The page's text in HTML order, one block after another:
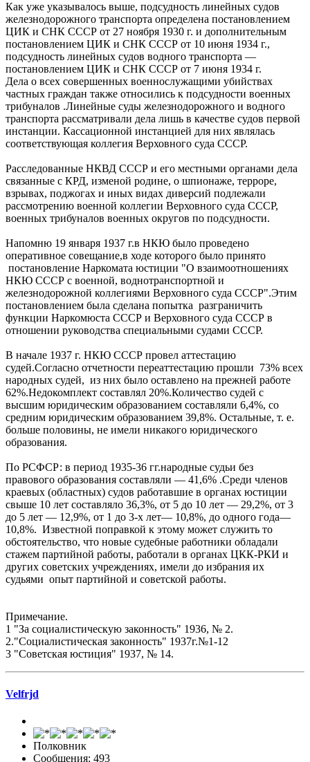
Как уже указывалось выше, подсудность линейных судов
железнодорожного транспорта определена постановлением
ЦИК и СНК СССР от 27 ноября 1930 г. и дополнительным
постановлением ЦИК и СНК СССР от 10 июня 1934 г.,
подсудность линейных судов водного транспорта —
постановлением ЦИК и СНК СССР от 7 июня 1934 г.
Дела о всех совершенных военнослужащими убийствах
частных граждан также относились к подсудности военных
трибуналов .Линейные суды железнодорожного и водного
транспорта рассматривали дела лишь в качестве судов первой
инстанции. Кассационной инстанцией для них являлась
соответствующая коллегия Верховного суда СССР.
Расследованные НКВД СССР и его местными органами дела
связанные с КРД, изменой родине, о шпионаже, терроре,
взрывах, поджогах и иных видах диверсий подлежали
рассмотрению военной коллегии Верховного суда СССР,
военных трибуналов военных округов по подсудности.
Напомню 19 января 1937 г.в НКЮ было проведено
оперативное совещание,в ходе которого было принято
постановление Наркомата юстиции "О взаимоотношениях
НКЮ СССР с военной, водно­транспортной и
железнодорожной коллегиями Верховного суда СССР".Этим
постановлением была сделана попытка разграничить
функции Наркомюста СССР и Верховного суда СССР в
отношении руководства специальными судами СССР.
В начале 1937 г. НКЮ СССР провел аттестацию
судей.Согласно отчетности переаттестацию прошли 73% всех
народных судей, из них было оставлено на прежней работе
62%.Недокомплект составлял 20%.Количество судей с
высшим юридическим образованием составляли 6,4%, со
средним юридическим образованием 39,8%. Остальные, т. е.
больше половины, не имели никакого юридического
образования.
По РСФСР: в период 1935-36 гг.народные судьи без
правового образования составляли — 41,6% .Среди членов
краевых (областных) судов работавшие в органах юстиции
свыше 10 лет составляло 36,3%, от 5 до 10 лет — 29,2%, от 3
до 5 лет — 12,9%, от 1 до 3-х лет— 10,8%, до одного года—
10,8%. Известной поправкой к этому может служить то
обстоятельство, что новые судебные работники обладали
стажем партийной работы, работали в органах ЦКК-РКИ и
других советских учреждениях, имели до избрания их
судьями опыт партийной и советской работы.
Примечание.
1 "За социалистическую законность" 1936, № 2.
2."Социалистическая законность" 1937г.№1-12
3 "Советская юстиция" 1937, № 14.
Velfrjd
Полковник
Сообщения: 493